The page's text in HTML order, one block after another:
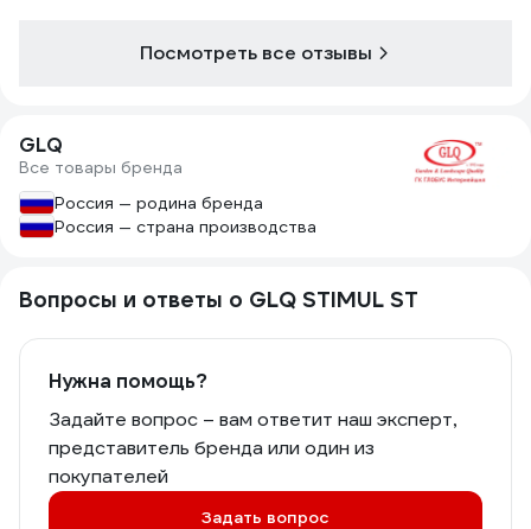
Посмотреть все отзывы
GLQ
Все товары бренда
Россия — родина бренда
Россия — страна производства
Вопросы и ответы о GLQ STIMUL ST
Нужна помощь?
Задайте вопрос – вам ответит наш эксперт,
представитель бренда или один из
покупателей
Задать вопрос